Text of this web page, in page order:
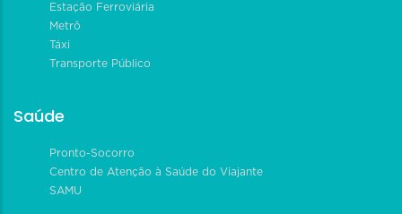
Estação Ferroviária
Metrô
Táxi
Transporte Público
Saúde
Pronto-Socorro
Centro de Atenção à Saúde do Viajante
SAMU